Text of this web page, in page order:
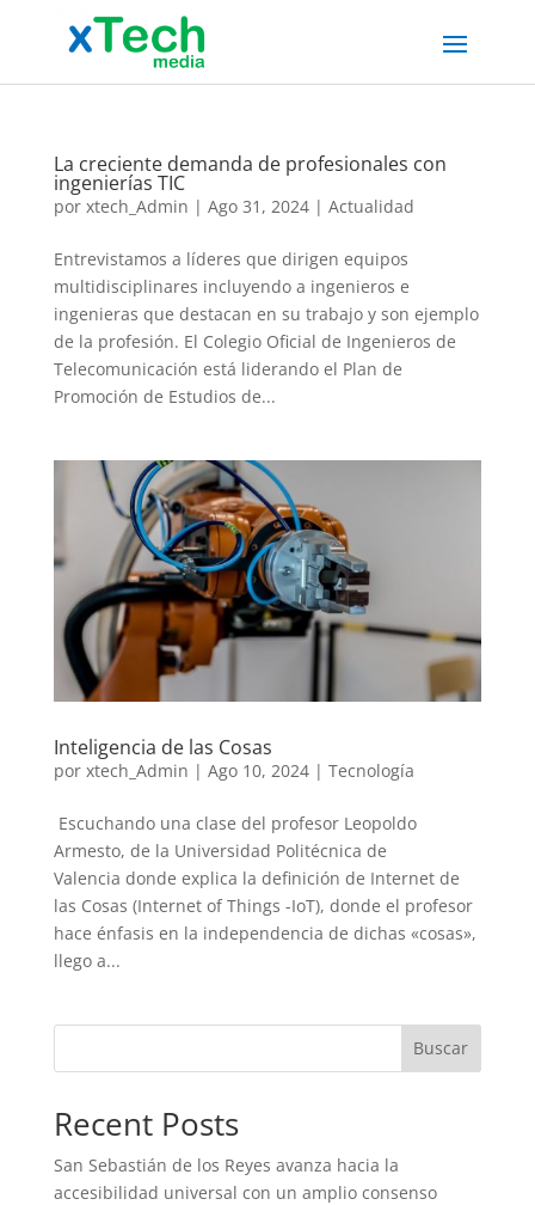
La creciente demanda de profesionales con
ingenierías TIC
por xtech_Admin | Ago 31, 2024| Actualidad
Entrevistamos a líderes que dirigen equipos
multidisciplinares incluyendo a ingenieros e
ingenieras que destacan en su trabajo y son ejemplo
de la profesión. El Colegio Oficial de Ingenieros de
Telecomunicación está liderando el Plan de
Promoción de Estudios de...
Inteligencia de las Cosas
por xtech_Admin | Ago 10, 2024| Tecnología
Escuchando una clase del profesor Leopoldo
Armesto, de la Universidad Politécnica de
Valencia donde explica la definición de Internet de
las Cosas (Internet of Things -IoT), donde el profesor
hace énfasis en la independencia de dichas «cosas»,
llego a...
Buscar
Recent Posts
San Sebastián de los Reyes avanza hacia la
accesibilidad universal con un amplio consenso